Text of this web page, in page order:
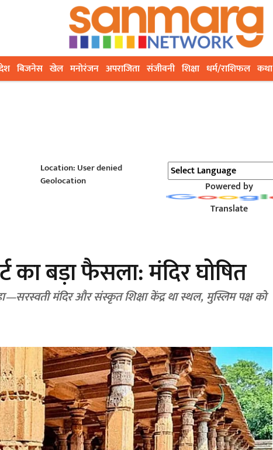
बिजनेस खेल मनोरंजन अपराजिता संजीवनी शिक्षा धर्म/राशिफल कथा
Location: User denied
Geolocation
Powered by
Translate
का बड़ा फैसला: मंदिर घोषित
मंदिर और संस्कृत शिक्षा केंद्र था स्थल, मुस्लिम पक्ष को